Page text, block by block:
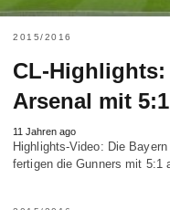
2015/2016
CL-
Arsenal mit
11 Jahren ago
Highlights-Video: Die
fertigen die Gunners mit 5:1